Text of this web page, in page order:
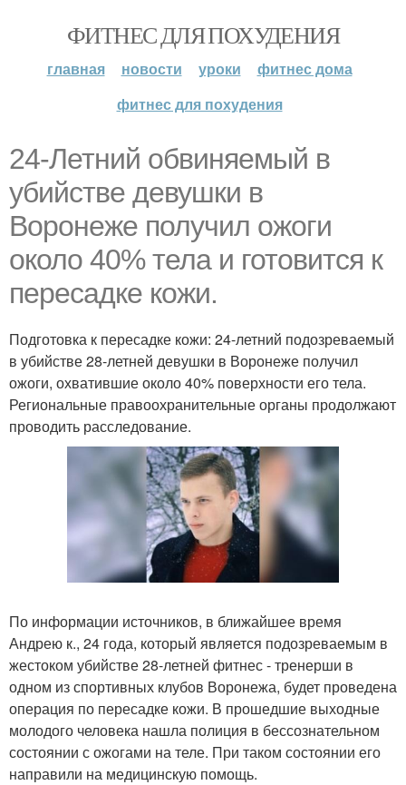
ФИТНЕС ДЛЯ ПОХУДЕНИЯ
главная новости уроки
фитнес дома
фитнес для похудения
24-Летний обвиняемый в
убийстве девушки в
Воронеже получил ожоги
около 40% тела и готовится к
пересадке кожи.
Подготовка к пересадке кожи: 24-летний подозреваемый
в убийстве 28-летней девушки в Воронеже получил
ожоги, охватившие около 40% поверхности его тела.
Региональные правоохранительные органы продолжают
проводить расследование.
По информации источников, в ближайшее время
Андрею к., 24 года, который является подозреваемым в
жестоком убийстве 28-летней фитнес - тренерши в
одном из спортивных клубов Воронежа, будет проведена
операция по пересадке кожи. В прошедшие выходные
молодого человека нашла полиция в бессознательном
состоянии с ожогами на теле. При таком состоянии его
направили на медицинскую помощь.